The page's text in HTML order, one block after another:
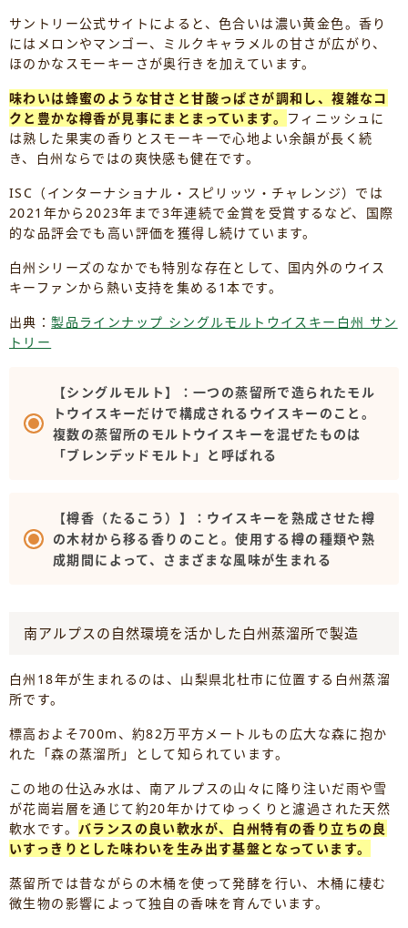
サントリー公式サイトによると、色合いは濃い黄金色。香り
にはメロンやマンゴー、ミルクキャラメルの甘さが広がり、
ほのかなスモーキーさが奥行きを加えています。
味わいは蜂蜜のような甘さと甘酸っぱさが調和し、複雑なコ
クと豊かな樽香が見事にまとまっています。
フィニッシュに
は熟した果実の香りとスモーキーで心地よい余韻が長く続
き、白州ならではの爽快感も健在です。
ISC（インターナショナル・スピリッツ・チャレンジ）では
2021年から2023年まで3年連続で金賞を受賞するなど、国際
的な品評会でも高い評価を獲得し続けています。
白州シリーズのなかでも特別な存在として、国内外のウイス
キーファンから熱い支持を集める1本です。
出典：製品ラインナップ シングルモルトウイスキー白州 サン
トリー
【シングルモルト】：一つの蒸留所で造られたモル
トウイスキーだけで構成されるウイスキーのこと。
複数の蒸留所のモルトウイスキーを混ぜたものは
「ブレンデッドモルト」と呼ばれる
【樽香（たるこう）】：ウイスキーを熟成させた樽
の木材から移る香りのこと。使用する樽の種類や熟
成期間によって、さまざまな風味が生まれる
南アルプスの自然環境を活かした白州蒸溜所で製造
白州18年が生まれるのは、山梨県北杜市に位置する白州蒸溜
所です。
標高およそ700m、約82万平方メートルもの広大な森に抱か
れた「森の蒸溜所」として知られています。
この地の仕込み水は、南アルプスの山々に降り注いだ雨や雪
が花崗岩層を通じて約20年かけてゆっくりと濾過された天然
軟水です。 バランスの良い軟水が、白州特有の香り立ちの良
いすっきりとした味わいを生み出す基盤となっています。
蒸留所では昔ながらの木桶を使って発酵を行い、木桶に棲む
微生物の影響によって独自の香味を育んでいます。